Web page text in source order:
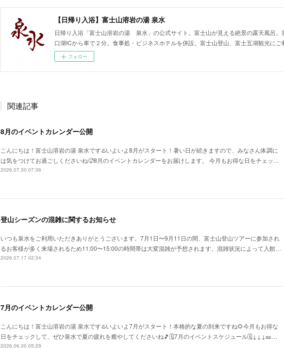
【日帰り入浴】富士山溶岩の湯 泉水
日帰り入浴「富士山溶岩の湯 泉水」の公式サイト。富士山が見える絶景の露天風呂。
口湖ICから車で２分。食事処・ビジネスホテルを併設。富士山登山、富士五湖観光にご
フォロー
関連記事
8月のイベントカレンダー公開
こんにちは！富士山溶岩の湯 泉水です♨️いよいよ8月がスタート！暑い日が続きますので、みなさん体調に
は気をつけてお過ごしくださいね🥵8月のイベントカレンダーをお届けします。 今月もお得な日をチェッ…
2026.07.30 07:36
登山シーズンの混雑に関するお知らせ
いつも泉水をご利用いただきありがとうございます。7月1日〜9月11日の間、富士山登山ツアーに参加され
るお客様が多く来場されるため11:00〜15:00の時間帯は大変混雑が予想されます。混雑状況によって入館…
2026.07.17 02:34
7月のイベントカレンダー公開
こんにちは！富士山溶岩の湯 泉水です♨️いよいよ7月がスタート！本格的な夏の到来ですね🌻今月もお得な
日をチェックして、ぜひ泉水で夏の疲れを癒やしてくださいね🎵🗓️7月のイベントスケジュール🗓️↓↓↓🎫…
2026.06.30 05:29